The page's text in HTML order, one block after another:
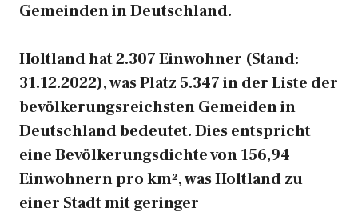
Gemeinden in Deutschland.
Holtland hat 2.307 Einwohner (Stand:
31.12.2022), was Platz 5.347 in der Liste der
bevölkerungsreichsten Gemeiden in
Deutschland bedeutet. Dies entspricht
eine Bevölkerungsdichte von 156,94
Einwohnern pro km², was Holtland zu
einer Stadt mit geringer